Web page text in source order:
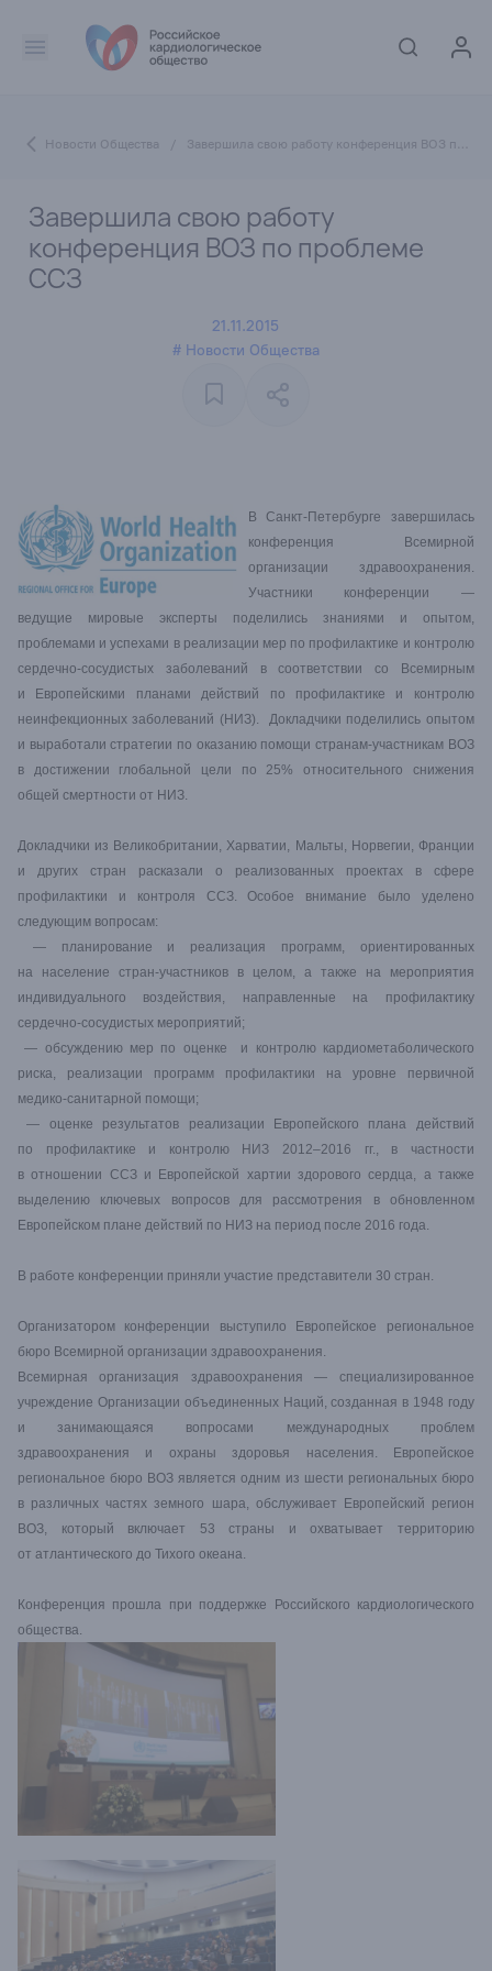
Новости Общества / Завершила свою работу конференция ВОЗ по проблеме CCЗ
Завершила свою работу
конференция ВОЗ по проблеме
CCЗ
21.11.2015
# Новости Общества
В Санкт-Петербурге завершилась
конференция Всемирной
организации здравоохранения.
Участники конференции —
ведущие мировые эксперты поделились знаниями и опытом,
проблемами и успехами в реализации мер по профилактике и контролю
сердечно-сосудистых заболеваний в соответствии со Всемирным
и Европейскими планами действий по профилактике и контролю
неинфекционных заболеваний (НИЗ). Докладчики поделились опытом
и выработали стратегии по оказанию помощи странам-участникам ВОЗ
в достижении глобальной цели по 25% относительного снижения
общей смертности от НИЗ.
Докладчики из Великобритании, Харватии, Мальты, Норвегии, Франции
и других стран расказали о реализованных проектах в сфере
профилактики и контроля ССЗ. Особое внимание было уделено
следующим вопросам:
— планирование и реализация программ, ориентированных
на население стран-участников в целом, а также на мероприятия
индивидуального воздействия, направленные на профилактику
сердечно-сосудистых мероприятий;
— обсуждению мер по оценке и контролю кардиометаболического
риска, реализации программ профилактики на уровне первичной
медико-санитарной помощи;
— оценке результатов реализации Европейского плана действий
по профилактике и контролю НИЗ 2012–2016 гг., в частности
в отношении ССЗ и Европейской хартии здорового сердца, а также
выделению ключевых вопросов для рассмотрения в обновленном
Европейском плане действий по НИЗ на период после 2016 года.
В работе конференции приняли участие представители 30 стран.
Организатором конференции выступило Европейское региональное
бюро Всемирной организации здравоохранения.
Всемирная организация здравоохранения — специализированное
учреждение Организации объединенных Наций, созданная в 1948 году
и занимающаяся вопросами международных проблем
здравоохранения и охраны здоровья населения. Европейское
региональное бюро ВОЗ является одним из шести региональных бюро
в различных частях земного шара, обслуживает Европейский регион
ВОЗ, который включает 53 страны и охватывает территорию
от атлантического до Тихого океана.
Конференция прошла при поддержке Российского кардиологического
общества.